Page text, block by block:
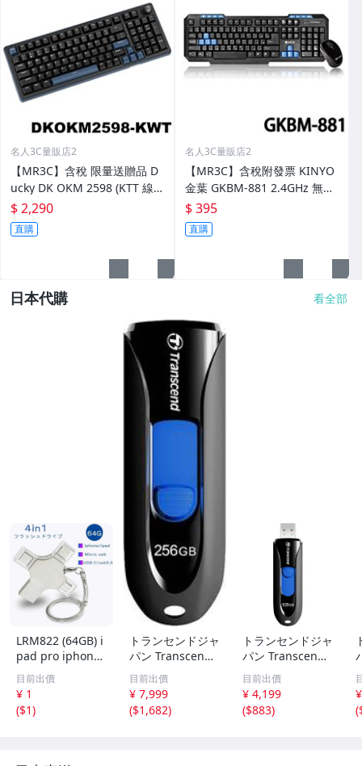
名人3C量販店2
【MR3C】含稅 限量送贈品 D
ucky DK OKM 2598 (KTT 線
性軸) OK-M 98%鍵 機械式鍵
盤
$ 2,290
直購
名人3C量販店2
【MR3C】含稅附發票 KINYO
金葉 GKBM-881 2.4GHz 無線
鍵鼠組 鍵盤滑鼠組
$ 395
直購
日本代購 看全部
LRM822 (64GB) i
pad pro iphone
用usbメモリ USB
-C/Micro usb/us
b 3.0 4in1 フラッ
シュドライブ 人
目前出價
¥ 1
($1)
トランセンドジャ
パン Transcend
USBメモリ 256G
B USB3.1 & USB
3.0 スライド式 Je
tFlash PS4動作確
目前出價
¥ 7,999
($1,682)
トランセンドジャ
パン Transcend
USBメモリ 128G
B USB3.1 & USB
3.0 スライド式 Je
tFlash PS4動作確
目前出價
¥ 4,199
($883)
(